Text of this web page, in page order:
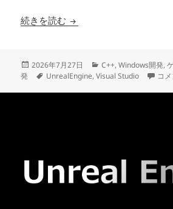
続きを読む UEで［ウィジェット］
投
稿
2026年7月27日
カ
テ
C++,Windows開発,
発
タ
UnrealEngine,Visual Studio UE
コ